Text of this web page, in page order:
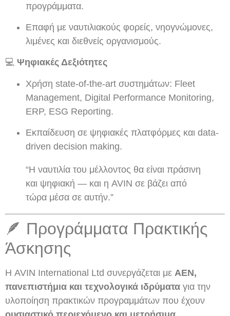
προγράμματα.
Επαφή με ναυτιλιακούς φορείς, νηογνώμονες,
λιμένες και διεθνείς οργανισμούς.
💻 Ψηφιακές Δεξιότητες
Χρήση state-of-the-art συστημάτων: Fleet
Management, Digital Performance Monitoring,
ERP, ESG Reporting.
Εκπαίδευση σε ψηφιακές πλατφόρμες και data-
driven decision making.
“Η ναυτιλία του μέλλοντος θα είναι πράσινη
και ψηφιακή — και η AVIN σε βάζει από
τώρα μέσα σε αυτήν.”
🪶 Προγράμματα Πρακτικής
Άσκησης
Η AVIN International Ltd συνεργάζεται με ΑΕΝ,
πανεπιστήμια και τεχνολογικά ιδρύματα για την
υλοποίηση πρακτικών προγραμμάτων που έχουν